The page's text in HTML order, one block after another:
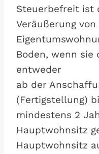
Steuerbefreit ist
Veräußerung
Boden, wenn sie
entweder
ab der
(Fertigstellung)
mindestens 2
Hauptwohnsitz
Hauptwohnsitz